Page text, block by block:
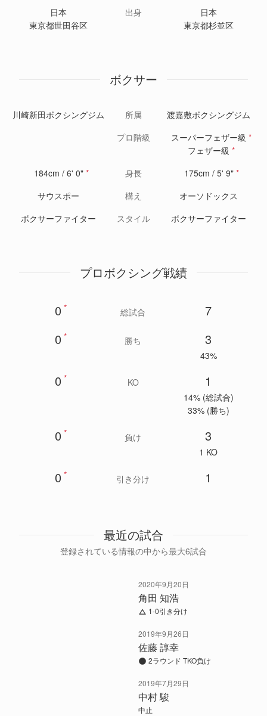
日本
東京都世田谷区
出身
日本
東京都杉並区
ボクサー
川崎新田ボクシングジム 所属
渡嘉敷ボクシングジム
プロ階級
スーパーフェザー級 *
フェザー級 *
184cm / 6' 0" * 身長 175cm / 5' 9" *
サウスポー
構え
オーソドックス
ボクサーファイター
スタイル ボクサーファイター
プロボクシング戦績
0 * 総試合
7
0 * 勝ち 3
43%
0 * KO 1
14% (総試合)
33% (勝ち)
0 * 負け 3
1 KO
0 * 引き分け 1
最近の試合
登録されている情報の中から最大6試合
2020年9月20日
角田 知浩
1-0引き分け
2019年9月26日
佐藤 諄幸
2ラウンド TKO負け
2019年7月29日
中村 駿
中止